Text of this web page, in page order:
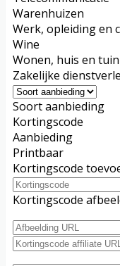
Warenhuizen
Werk, opleiding en
Wine
Wonen, huis en tuin
Zakelijke
Soort aanbieding
Kortingscode
Aanbieding
Printbaar
Kortingscode
Kortingscode